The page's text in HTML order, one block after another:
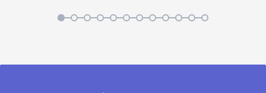
2 3 4 5 6 7 8 9 10 11 12